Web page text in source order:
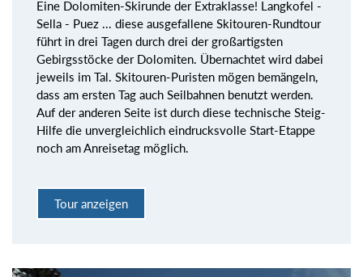
Eine Dolomiten-Skirunde der Extraklasse! Langkofel -
Sella - Puez ... diese ausgefallene Skitouren-Rundtour
führt in drei Tagen durch drei der großartigsten
Gebirgsstöcke der Dolomiten. Übernachtet wird dabei
jeweils im Tal. Skitouren-Puristen mögen bemängeln,
dass am ersten Tag auch Seilbahnen benutzt werden.
Auf der anderen Seite ist durch diese technische Steig-
Hilfe die unvergleichlich eindrucksvolle Start-Etappe
noch am Anreisetag möglich.
Tour anzeigen